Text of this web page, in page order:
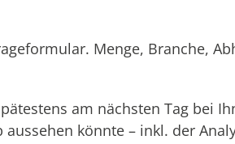
Menge, Branche,
am nächsten Tag bei
könnte – inkl. der